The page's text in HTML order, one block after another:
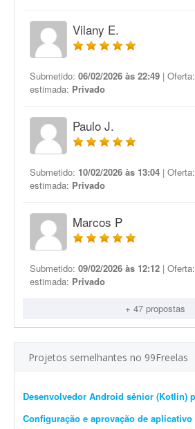
Vilany E.
Submetido: 06/02/2026 às 22:49 | Oferta:
estimada: Privado
Paulo J.
Submetido: 10/02/2026 às 13:04 | Oferta:
estimada: Privado
Marcos P
Submetido: 09/02/2026 às 12:12 | Oferta:
estimada: Privado
+ 47 propostas
Projetos semelhantes no 99Freelas